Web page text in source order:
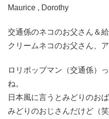
Maurice , Dorothy
交通係のネコのお父さん＆
クリームネコのお父さん、
ロリポップマン（交通係）
ね。
日本風に言うとみどりのお
みどりのおじさんだけど（笑